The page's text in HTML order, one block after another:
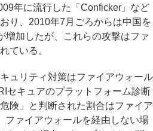
年に流行した「Conficker」など
り、2010年7月ごろからは中国を
増加したが、これらの攻撃はファ
ている。
ュリティ対策はファイアウォール
セキュアのプラットフォーム診断
険」と判断された割合はファイア
ファイアウォールを経由しない場